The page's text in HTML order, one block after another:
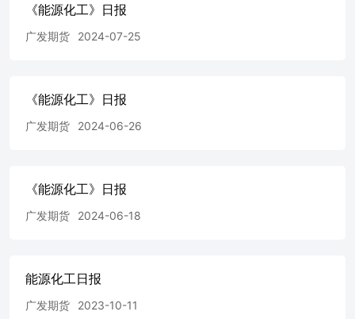
综合利润回落至中性水平，短期产量下降，但存在乙烯制被
动减产和季节性检修的预期，预期开工仍会进一步下降，下
游方面内需负荷恢复至高位水平，出口方面虽然出口退税取
方面伊朗地缘或将推动成本上行，另一方面亚洲因缺中东原
期筑底，跟随原油波动。 纯苯&苯乙烯 2026/07/08纯苯&苯
现货7350元/吨，上涨50元/吨；苯乙烯活跃合约收盘价7337
元/吨，下跌25元/吨；基差13元/吨，走强75元/吨；BZN价
存11.38万吨，累库0.90万吨；需求端三S加权开工率33.62
工率47.00 %，下降1.49 %，ABS开工率58.00 %，下降0.10
《能源化工》日报
广发期货 2024-07-25
《能源化工》日报
广发期货 2024-06-26
《能源化工》日报
广发期货 2024-06-18
能源化工日报
广发期货 2023-10-11